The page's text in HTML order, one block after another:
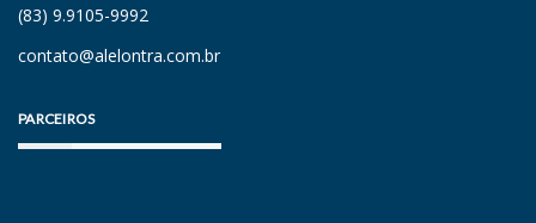
(83) 9.9105-9992
contato@alelontra.com.br
PARCEIROS